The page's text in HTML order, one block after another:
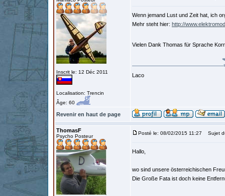
Inscrit le: 12 Déc 2011
Localisation: Trencin
Âge: 60
Wenn jemand Lust und Zeit hat, ich
Mehr steht hier: http://
Vielen Dank Thomas für Sprache
Laco
Revenir en haut de page
ThomasF
Psycho Posteur
Posté le: 08/02/2015 11:27 Sujet
Hallo,
wo sind unsere österreichischen
Die Große Fata ist doch keine